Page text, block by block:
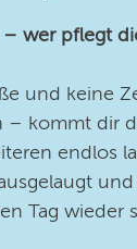
– wer pflegt
und keine
– kommt dir
endlos
Tag wieder